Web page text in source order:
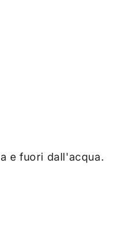
e fuori dall'acqua.